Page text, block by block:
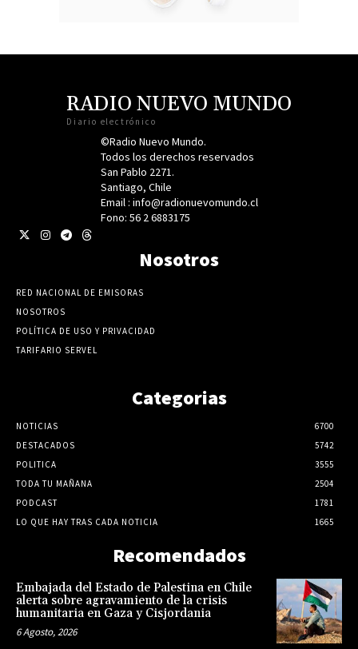
RADIO NUEVO MUNDO
Diario electrónico
©Radio Nuevo Mundo.
Todos los derechos reservados
San Pablo 2271.
Santiago, Chile
Email : info@radionuevomundo.cl
Fono: 56 2 6883175
Nosotros
RED NACIONAL DE EMISORAS
NOSOTROS
POLÍTICA DE USO Y PRIVACIDAD
TARIFARIO SERVEL
Categorias
NOTICIAS
6700
DESTACADOS
5742
POLITICA
3555
TODA TU MAÑANA
2504
PODCAST
1781
LO QUE HAY TRAS CADA NOTICIA
1665
Recomendados
Embajada del Estado de Palestina en Chile
alerta sobre agravamiento de la crisis
humanitaria en Gaza y Cisjordania
6 Agosto, 2026